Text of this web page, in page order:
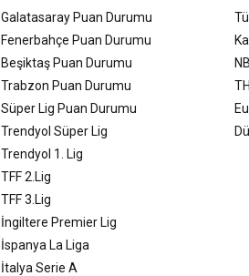
Galatasaray Puan Durumu
Fenerbahçe Puan Durumu
Beşiktaş Puan Durumu
Trabzon Puan Durumu
Süper Lig Puan Durumu
Trendyol Süper Lig
Trendyol 1. Lig
TFF 2.Lig
TFF 3.Lig
İngiltere Premier Lig
İspanya La Liga
İtalya Serie A